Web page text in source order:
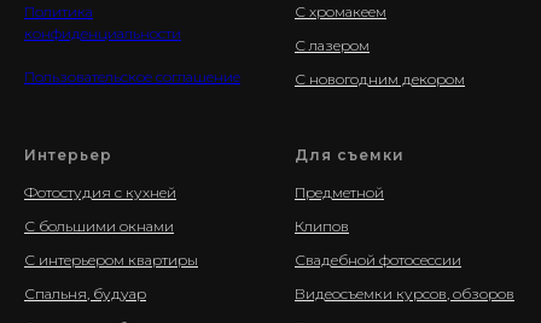
Политика
конфиденциальности
Пользовательское соглашение
С хромакеем
С лазером
С новогодним декором
Интерьер
Фотостудия с кухней
С большими окнами
С интерьером квартиры
Спальня, будуар
Для съемки
Предметной
Клипов
Свадебной фотосессии
Видеосъемки курсов, обзоров